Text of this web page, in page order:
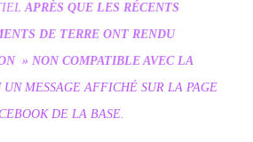
APRÈS QUE LES RÉCENTS
DE TERRE ONT RENDU
» NON COMPATIBLE AVEC LA
UN MESSAGE AFFICHÉ SUR LA PAGE
DE LA BASE.